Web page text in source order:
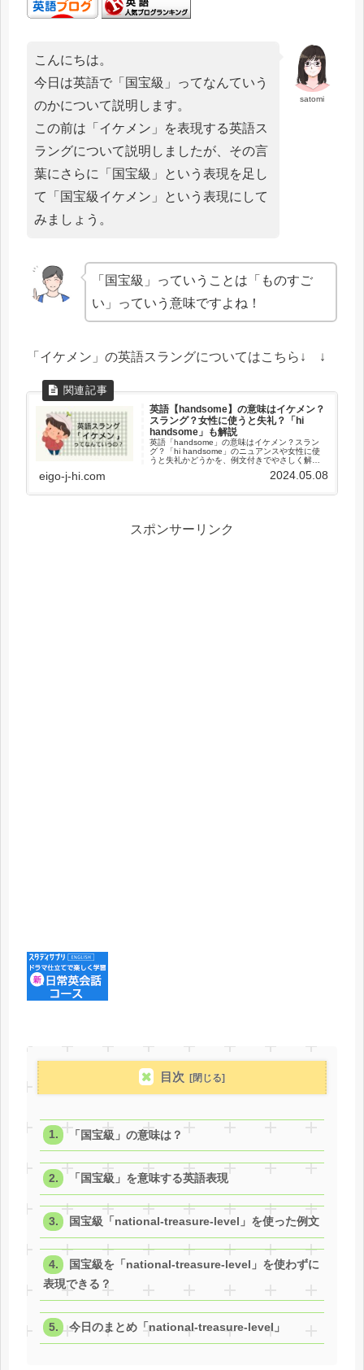
satomi
こんにちは。
今日は英語で「国宝級」ってなんていう
のかについて説明します。
この前は「イケメン」を表現する英語ス
ラングについて説明しましたが、その言
葉にさらに「国宝級」という表現を足し
て「国宝級イケメン」という表現にして
みましょう。
「国宝級」っていうことは「ものすご
い」っていう意味ですよね！
「イケメン」の英語スラングについてはこちら↓ ↓
英語【handsome】の意味はイケメン？
スラング？女性に使うと失礼？「hi
handsome」も解説
英語「handsome」の意味はイケメン？スラン
グ？「hi handsome」のニュアンスや女性に使
うと失礼かどうかを、例文付きでやさしく解説
eigo-j-hi.com 2024.05.08
スポンサーリンク
目次
「国宝級」の意味は？
「国宝級」を意味する英語表現
国宝級「national-treasure-level」を使った例文
国宝級を「national-treasure-level」を使わずに
表現できる？
今日のまとめ「national-treasure-level」